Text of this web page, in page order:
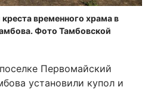
временного храма в
Фото Тамбовской
Первомайский
установили купол и